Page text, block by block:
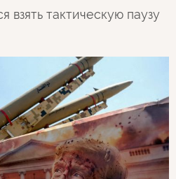
тактическую паузу